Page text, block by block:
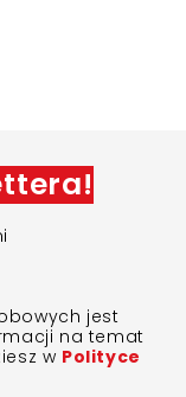
jest
na temat
w Polityce